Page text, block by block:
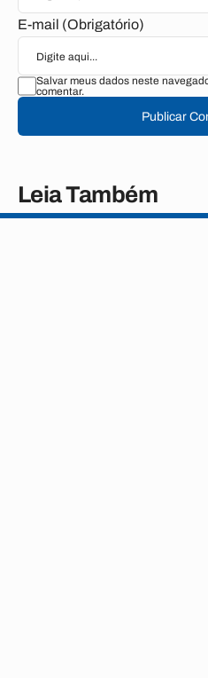
E-mail (Obrigatório)
Salvar meus dados neste
comentar.
Publicar
Leia Também